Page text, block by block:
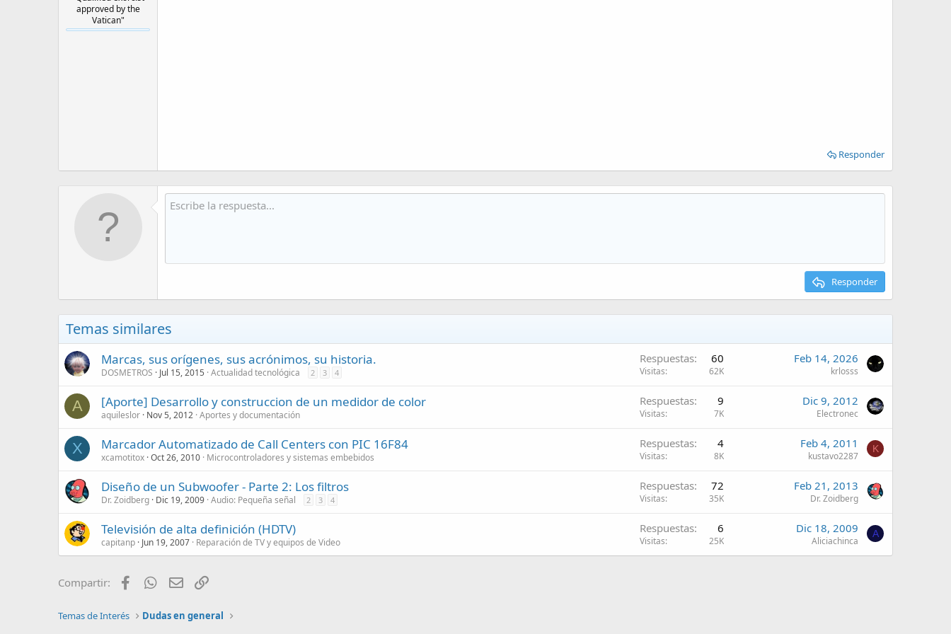
approved by the
Vatican"
Responder
Responder
Temas similares
Marcas, sus orígenes, sus acrónimos, su historia.
DOSMETROS Jul 15, 2015 Actualidad tecnológica 2 3 4
Respuestas 60
Visitas 62K
Feb 14, 2026
krlosss
A [Aporte] Desarrollo y construccion de un medidor de color
aquileslor Nov 5, 2012 Aportes y documentación
Respuestas 9
Visitas 7K
Dic 9, 2012
Electronec
X Marcador Automatizado de Call Centers con PIC 16F84
xcamotitox Oct 26, 2010 Microcontroladores y sistemas embebidos
Respuestas 4
Visitas 8K
Feb 4, 2011
kustavo2287
K
Diseño de un Subwoofer - Parte 2: Los filtros
Dr. Zoidberg Dic 19, 2009 Audio: Pequeña señal 2 3 4
Respuestas 72
Visitas 35K
Feb 21, 2013
Dr. Zoidberg
Televisión de alta definición (HDTV)
capitanp Jun 19, 2007 Reparación de TV y equipos de Video
Respuestas 6
Visitas 25K
Dic 18, 2009
Aliciachinca
A
Compartir: FacebookWhatsApp
Email
Temas de Interés Dudas en general